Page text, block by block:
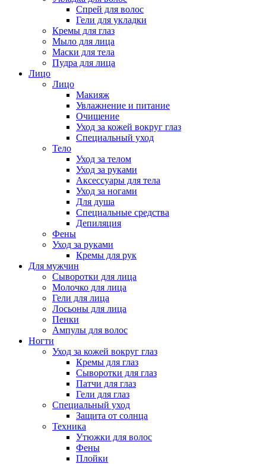
Спрей для волос
Гели для укладки
Кремы для глаз
Мыло для лица
Маски для тела
Пудра для лица
Лицо
Лицо
Макияж
Увлажнение и питание
Очищение
Уход за кожей вокруг глаз
Специальный уход
Тело
Уход за телом
Уход за руками
Аксессуары для тела
Уход за ногами
Для душа
Специальные средства
Депиляция
Фены
Уход за руками
Кремы для рук
Для мужчин
Сыворотки для лица
Молочко для лица
Гели для лица
Лосьоны для лица
Пенки
Ампулы для волос
Ногти
Уход за кожей вокруг глаз
Кремы для глаз
Сыворотки для глаз
Патчи для глаз
Гели для глаз
Специальный уход
Защита от солнца
Техника
Утюжки для волос
Фены
Плойки